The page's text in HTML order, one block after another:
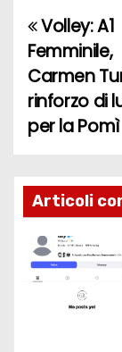
N
a
v
i
g
a
z
Volley: A1
Femminile,
Carmen
rinforzo di
per la Pomì
Articoli